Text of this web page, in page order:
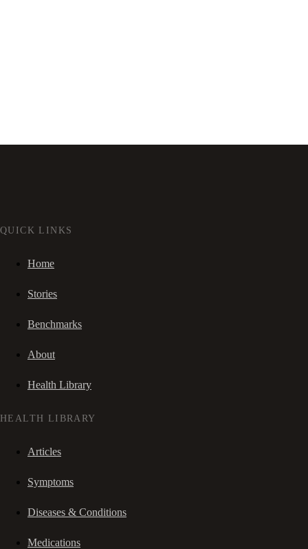
QUICK LINKS
Home
Stories
Benchmarks
About
Health Library
HEALTH LIBRARY
Articles
Symptoms
Diseases & Conditions
Medications